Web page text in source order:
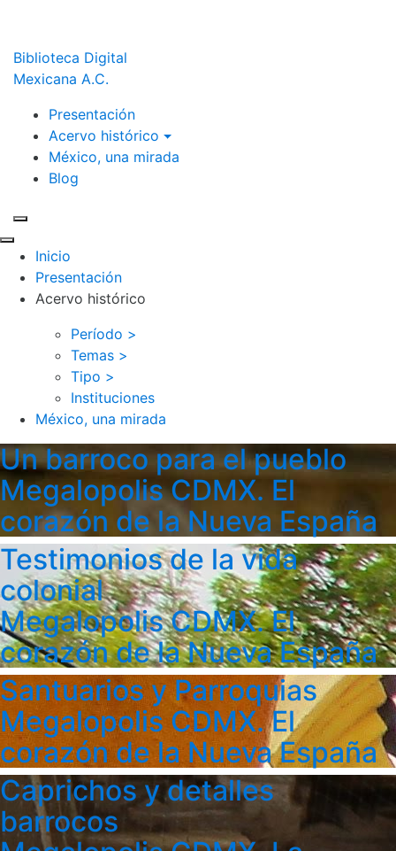
Biblioteca Digital
Mexicana A.C.
Presentación
Acervo histórico
México, una mirada
Blog
Inicio
Presentación
Acervo histórico
Período >
Temas >
Tipo >
Instituciones
México, una mirada
Un barroco para el pueblo
Megalopolis CDMX. El
corazón de la Nueva España
Testimonios de la vida
colonial
Megalopolis CDMX. El
corazón de la Nueva España
Santuarios y Parroquias
Megalopolis CDMX. El
corazón de la Nueva España
Caprichos y detalles
barrocos